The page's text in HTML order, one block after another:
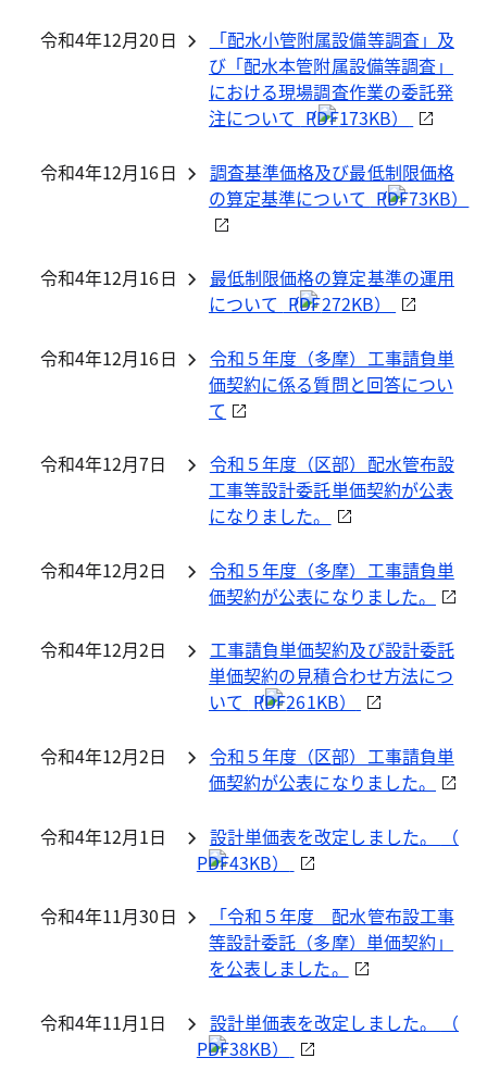
令和4年12月20日
「配水小管附属設備等調査」及
び「配水本管附属設備等調査」
における現場調査作業の委託発
注について （ 173KB）
令和4年12月16日
調査基準価格及び最低制限価格
の算定基準について （ 73KB）
令和4年12月16日
最低制限価格の算定基準の運用
について （ 272KB）
令和4年12月16日
令和５年度（多摩）工事請負単
価契約に係る質問と回答につい
て
令和4年12月7日
令和５年度（区部）配水管布設
工事等設計委託単価契約が公表
になりました。
令和4年12月2日
令和５年度（多摩）工事請負単
価契約が公表になりました。
令和4年12月2日
工事請負単価契約及び設計委託
単価契約の見積合わせ方法につ
いて （ 261KB）
令和4年12月2日
令和５年度（区部）工事請負単
価契約が公表になりました。
令和4年12月1日 設計単価表を改定しました。
（
43KB）
令和4年11月30日
「令和５年度 配水管布設工事
等設計委託（多摩）単価契約」
を公表しました。
令和4年11月1日 設計単価表を改定しました。
（
38KB）